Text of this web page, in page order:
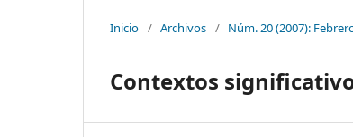
Inicio / Archivos / Núm. 20 (2007):
Contextos